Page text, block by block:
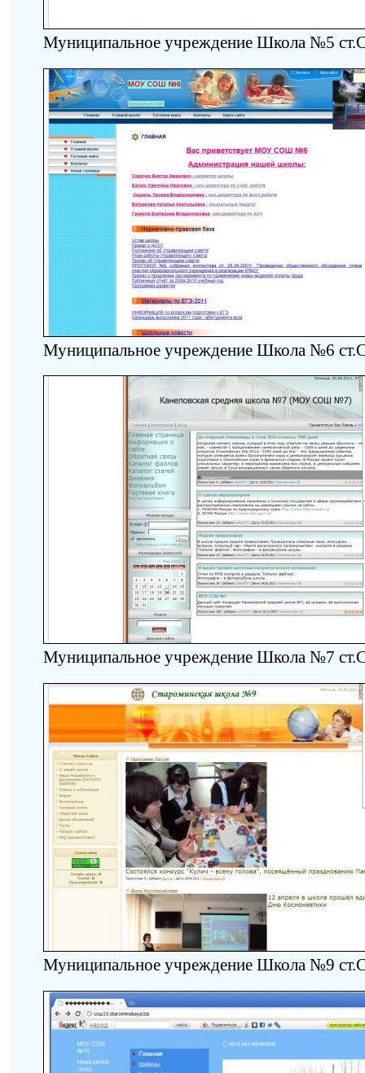
Муниципальное учреждение Школа №5
Муниципальное учреждение Школа №6
Муниципальное учреждение Школа №7
Муниципальное учреждение Школа №9